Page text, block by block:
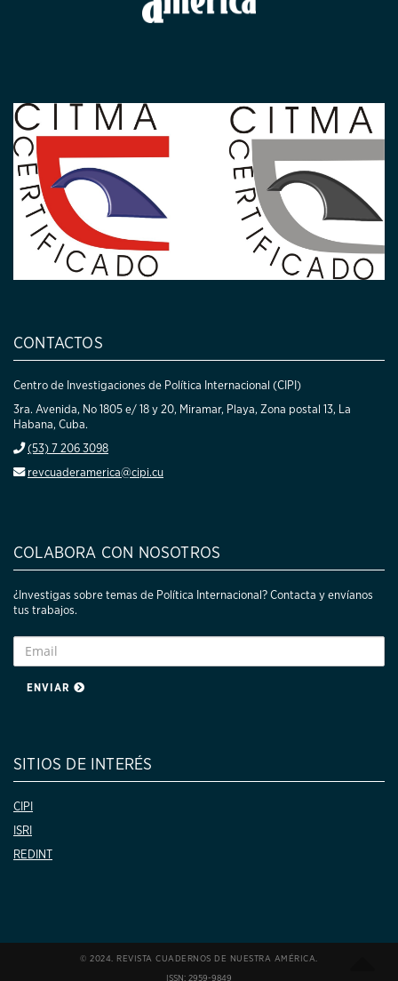
CONTACTOS
Centro de Investigaciones de Política Internacional (CIPI)
3ra. Avenida, No 1805 e/ 18 y 20, Miramar, Playa, Zona postal 13, La
Habana, Cuba.
(53) 7 206 3098
revcuaderamerica@cipi.cu
COLABORA CON NOSOTROS
¿Investigas sobre temas de Política Internacional? Contacta y envíanos
tus trabajos.
ENVIAR
SITIOS DE INTERÉS
CIPI
ISRI
REDINT
© 2024. REVISTA CUADERNOS DE NUESTRA AMÉRICA.
ISSN: 2959-9849